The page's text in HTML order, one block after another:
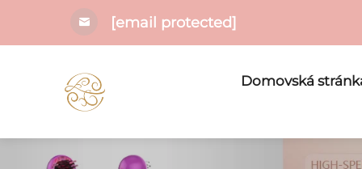
[email protected]
Domovská